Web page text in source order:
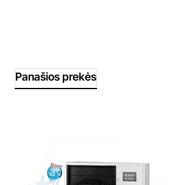
Panašios prekės